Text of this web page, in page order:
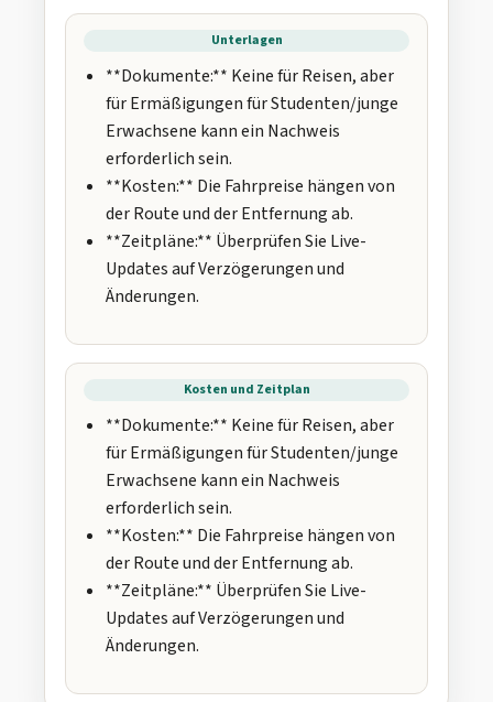
Unterlagen
**Dokumente:** Keine für Reisen, aber
für Ermäßigungen für Studenten/junge
Erwachsene kann ein Nachweis
erforderlich sein.
**Kosten:** Die Fahrpreise hängen von
der Route und der Entfernung ab.
**Zeitpläne:** Überprüfen Sie Live-
Updates auf Verzögerungen und
Änderungen.
Kosten und Zeitplan
**Dokumente:** Keine für Reisen, aber
für Ermäßigungen für Studenten/junge
Erwachsene kann ein Nachweis
erforderlich sein.
**Kosten:** Die Fahrpreise hängen von
der Route und der Entfernung ab.
**Zeitpläne:** Überprüfen Sie Live-
Updates auf Verzögerungen und
Änderungen.